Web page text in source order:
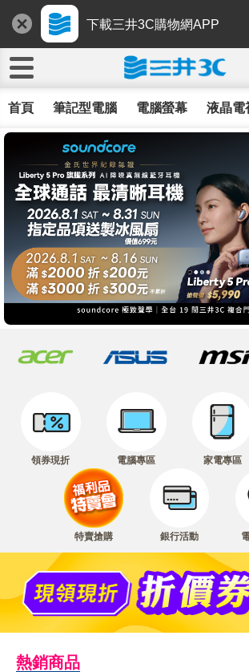
下載三井3C購物網APP
首頁 筆記型電腦 電腦螢幕 液晶電
領券現折 電腦專區 家電專區
特賣搶購 銀行活動
熱銷商品